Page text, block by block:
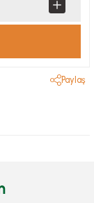
Paylaş